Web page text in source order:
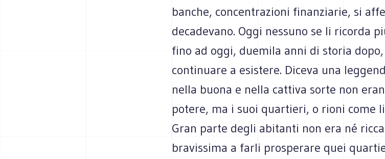
banche, concentrazioni finanziarie, si
decadevano. Oggi nessuno se li ricorda
fino ad oggi, duemila anni di storia
continuare a esistere. Diceva una
nella buona e nella cattiva sorte non
potere, ma i suoi quartieri, o rioni come
Gran parte degli abitanti non era né
bravissima a farli prosperare quei